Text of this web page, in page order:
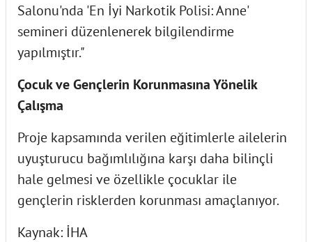
Salonu'nda 'En İyi Narkotik Polisi: Anne'
semineri düzenlenerek bilgilendirme
yapılmıştır."
Çocuk ve Gençlerin Korunmasına Yönelik
Çalışma
Proje kapsamında verilen eğitimlerle ailelerin
uyuşturucu bağımlılığına karşı daha bilinçli
hale gelmesi ve özellikle çocuklar ile
gençlerin risklerden korunması amaçlanıyor.
Kaynak: İHA